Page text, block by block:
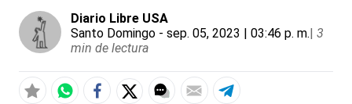
Diario Libre USA
Santo Domingo - sep. 05, 2023 | 03:46 p. m.| 3
min de lectura